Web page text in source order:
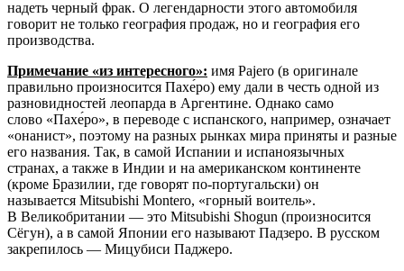
надеть черный фрак. О легендарности этого автомобиля
говорит не только география продаж, но и география его
производства.
Примечание «из интересного»: имя Pajero (в оригинале
правильно произносится Пахе́ро) ему дали в честь одной из
разновидностей леопарда в Аргентине. Однако само
слово «Пахе́ро», в переводе с испанского, например, означает
«онанист», поэтому на разных рынках мира приняты и разные
его названия. Так, в самой Испании и испаноязычных
странах, а также в Индии и на американском континенте
(кроме Бразилии, где говорят по-португальски) он
называется Mitsubishi Montero, «горный воитель».
В Великобритании — это Mitsubishi Shogun (произносится
Сёгун), а в самой Японии его называют Падзеро. В русском
закрепилось — Мицубиси Паджеро.